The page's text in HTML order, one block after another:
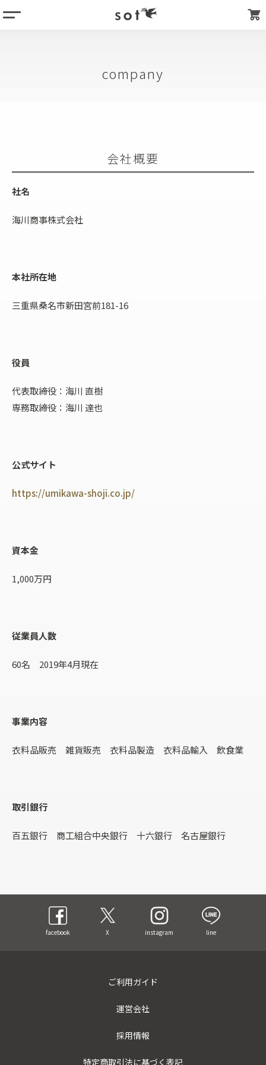
about
company
会社概要
社名
海川商事株式会社
本社所在地
三重県桑名市新田宮前181-16
役員
代表取締役：海川 直樹
専務取締役：海川 達也
公式サイト
https://umikawa-shoji.co.jp/
資本金
1,000万円
従業員人数
60名 2019年4月現在
事業内容
衣料品販売 雑貨販売 衣料品製造 衣料品輸入 飲食業
取引銀行
百五銀行 商工組合中央銀行 十六銀行 名古屋銀行
facebook X instagram line
ご利用ガイド
運営会社
採用情報
特定商取引法に基づく表記